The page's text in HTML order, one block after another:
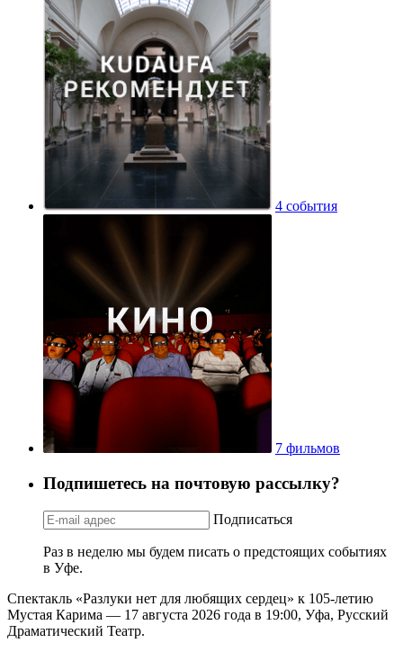
4 события
7 фильмов
Подпишетесь на почтовую рассылку?
Подписаться
Раз в неделю мы будем писать о предстоящих событиях
в Уфе.
Спектакль «Разлуки нет для любящих сердец» к 105-летию
Мустая Карима — 17 августа 2026 года в 19:00, Уфа, Русский
Драматический Театр.